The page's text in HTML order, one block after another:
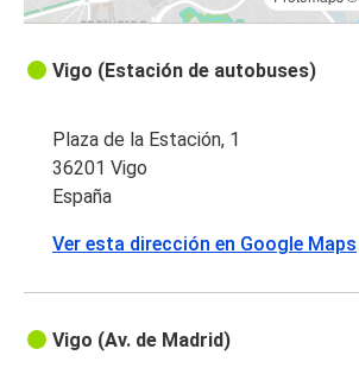
Vigo (Estación de autobuses)
Plaza de la Estación, 1
36201 Vigo
España
Ver esta dirección en Google Maps
Vigo (Av. de Madrid)